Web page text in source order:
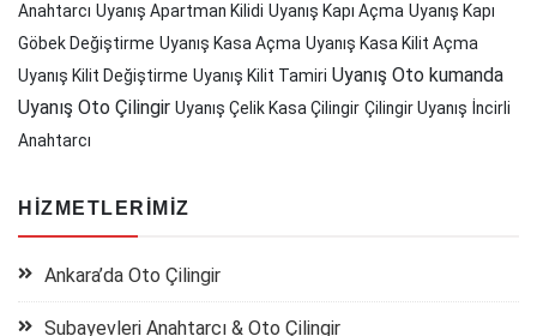
Anahtarcı Uyanış Apartman Kilidi Uyanış Kapı Açma Uyanış Kapı
Göbek Değiştirme Uyanış Kasa Açma Uyanış Kasa Kilit Açma
Uyanış Kilit Değiştirme Uyanış Kilit Tamiri Uyanış Oto kumanda
Uyanış Oto Çilingir Uyanış Çelik Kasa Çilingir Çilingir Uyanış İncirli
Anahtarcı
HIZMETLERIMIZ
Ankara’da Oto Çilingir
Subayevleri Anahtarcı & Oto Çilingir